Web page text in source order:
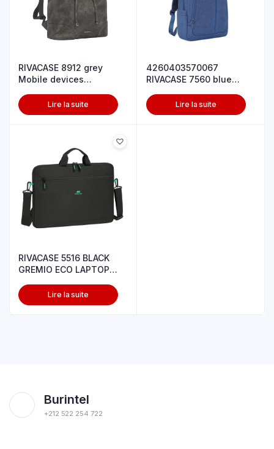
RIVACASE 8912 grey
Mobile devices
Lire la suite
4260403570067
RIVACASE 7560 blue
Lire la suite
RIVACASE 5516 BLACK
GREMIO ECO LAPTOP
Lire la suite
Burintel
+212 522 254 722